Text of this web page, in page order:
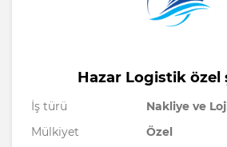
Hazar Logistik özel
İş türü
Nakliye ve
Mülkiyet
Özel